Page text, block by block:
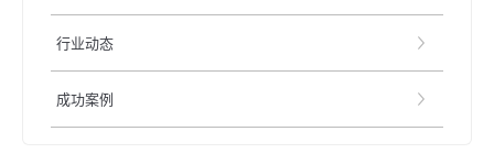
行业动态
成功案例